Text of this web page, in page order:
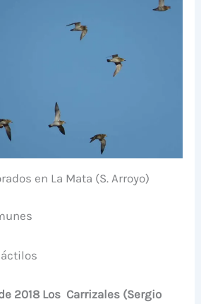
en La Mata (S. Arroyo)
2018 Los Carrizales (Sergio